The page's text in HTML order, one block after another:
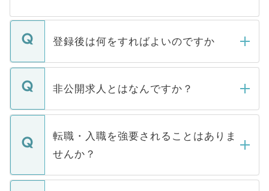
登録後は何をすればよいのですか
ご登録いただきましたら、弊社担当者がご
登録内容を確認し、その後メールもしくは
ます。通常、5営業日以内にはご連絡をせて
いただきますので、しばらくお待ちくださ
い。
非公開求人とはなんですか？
マイナビDOCTORで取り扱っている求人の
うち約3割は、Webサイトからご覧いただ
けない「非公開求人」です。非公開求人は
下記の理由によって、一般には公開してい
ません。
転職・入職を強要されることはありま
せんか？
転職・入職を強要することは一切ありませ